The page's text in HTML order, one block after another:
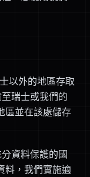
以外的地區存取
瑞士或我們的
區並在該處儲存
資料保護的國
料，我們實施適